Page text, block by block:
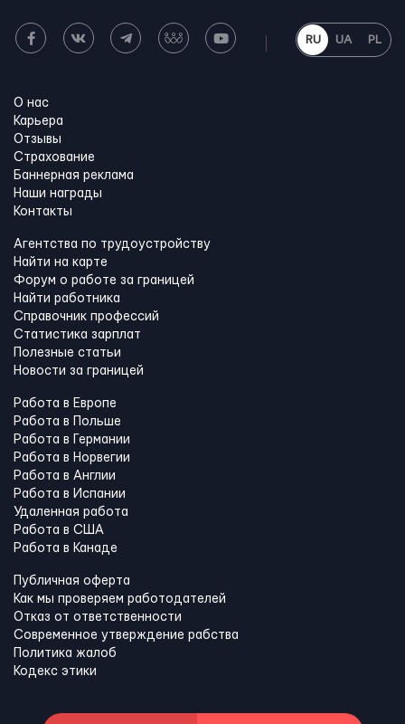
RU UA PL
О нас
Карьера
Отзывы
Страхование
Баннерная реклама
Наши награды
Контакты
Агентства по трудоустройству
Найти на карте
Форум о работе за границей
Найти работника
Справочник профессий
Статистика зарплат
Полезные статьи
Новости за границей
Работа в Европе
Работа в Польше
Работа в Германии
Работа в Норвегии
Работа в Англии
Работа в Испании
Удаленная работа
Работа в США
Работа в Канадe
Публичная оферта
Как мы проверяем работодателей
Отказ от ответственности
Современное утверждение рабства
Политика жалоб
Кодекс этики